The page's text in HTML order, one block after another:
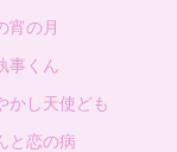
宵の月
事くん
かし天使ども
と恋の病